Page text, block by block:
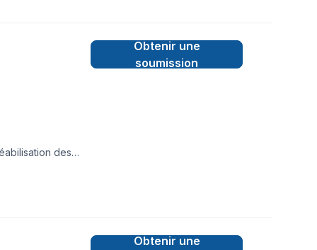
fiers de compter
la main-
des
Obtenir une
soumission
Obtenir une